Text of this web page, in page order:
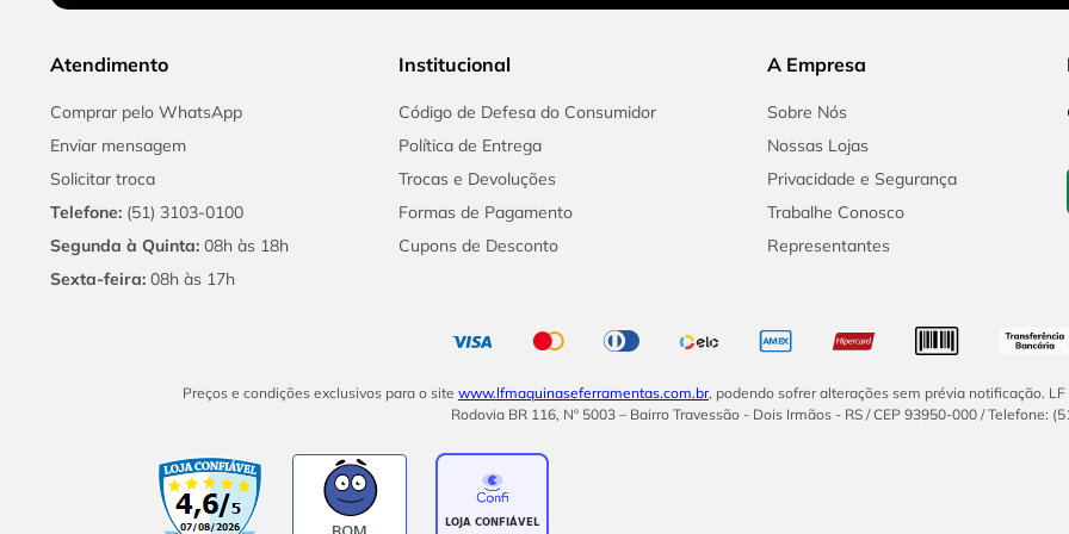
Atendimento
Comprar pelo WhatsApp
Enviar mensagem
Solicitar troca
Telefone: (51) 3103-0100
Segunda à Quinta: 08h às 18h
Sexta-feira: 08h às 17h
Institucional
Código de Defesa do Consumidor
Política de Entrega
Trocas e Devoluções
Formas de Pagamento
Cupons de Desconto
A Empresa
Sobre Nós
Nossas Lojas
Privacidade e Segurança
Trabalhe Conosco
Representantes
Preços e condições exclusivos para o site www.lfmaquinaseferramentas.com.br, podendo sofrer alterações sem prévia notificação.
Rodovia BR 116, Nº 5003 – Bairro Travessão - Dois Irmãos - RS / CEP 93950-000 / Telefone: